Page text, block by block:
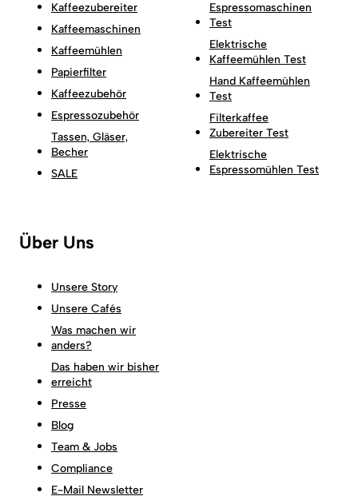
Kaffeezubereiter
Kaffeemaschinen
Kaffeemühlen
Papierfilter
Kaffeezubehör
Espressozubehör
Tassen, Gläser,
Becher
SALE
Espressomaschinen
Test
Elektrische
Kaffeemühlen Test
Hand Kaffeemühlen
Test
Filterkaffee
Zubereiter Test
Elektrische
Espressomühlen Test
Über Uns
Unsere Story
Unsere Cafés
Was machen wir
anders?
Das haben wir bisher
erreicht
Presse
Blog
Team & Jobs
Compliance
E-Mail Newsletter